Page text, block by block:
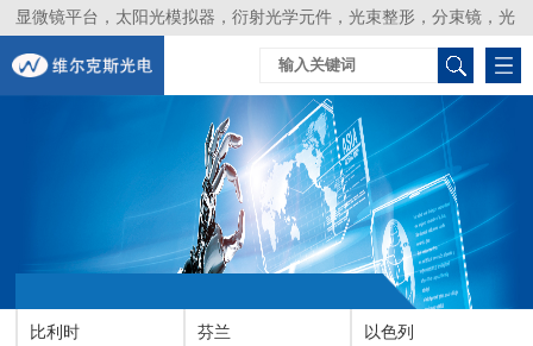
显微镜平台，太阳光模拟器，衍射光学元件，光束整形，分束镜，光
谱仪，生物激光器，光束分析仪，Layertec
比利时 芬兰 以色列